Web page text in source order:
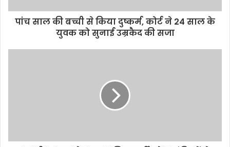
पांच साल की बच्ची से किया दुष्कर्म, कोर्ट ने 24 साल के
युवक को सुनाई उम्रकैद की सजा